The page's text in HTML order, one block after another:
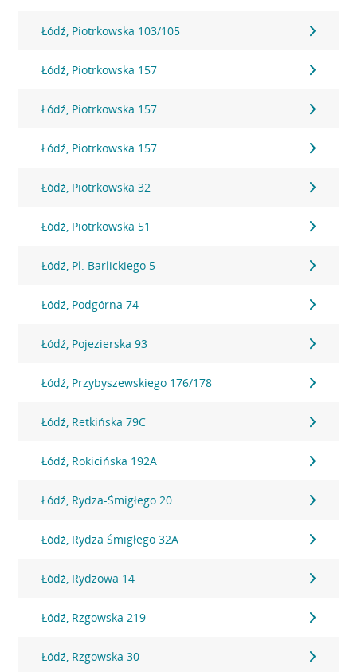
Łódź, Piotrkowska 103/105
Łódź, Piotrkowska 157
Łódź, Piotrkowska 157
Łódź, Piotrkowska 157
Łódź, Piotrkowska 32
Łódź, Piotrkowska 51
Łódź, Pl. Barlickiego 5
Łódź, Podgórna 74
Łódź, Pojezierska 93
Łódź, Przybyszewskiego 176/178
Łódź, Retkińska 79C
Łódź, Rokicińska 192A
Łódź, Rydza-Śmigłego 20
Łódź, Rydza Śmigłego 32A
Łódź, Rydzowa 14
Łódź, Rzgowska 219
Łódź, Rzgowska 30